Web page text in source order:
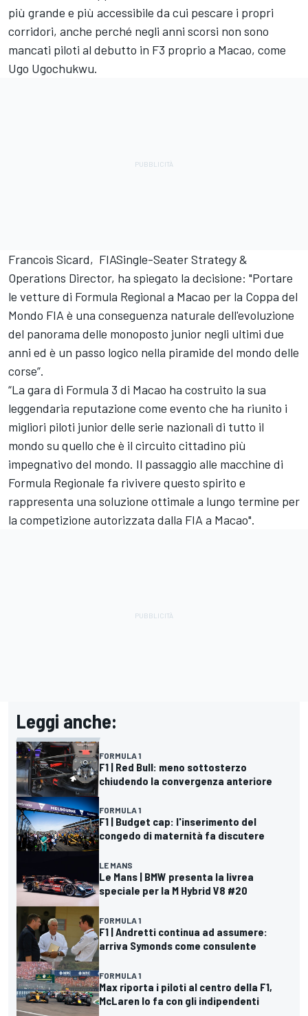
più grande e più accessibile da cui pescare i propri
corridori, anche perché negli anni scorsi non sono
mancati piloti al debutto in F3 proprio a Macao, come
Ugo Ugochukwu.
Francois Sicard, FIASingle-Seater Strategy &
Operations Director, ha spiegato la decisione: "Portare
le vetture di Formula Regional a Macao per la Coppa del
Mondo FIA è una conseguenza naturale dell'evoluzione
del panorama delle monoposto junior negli ultimi due
anni ed è un passo logico nella piramide del mondo delle
corse”.
“La gara di Formula 3 di Macao ha costruito la sua
leggendaria reputazione come evento che ha riunito i
migliori piloti junior delle serie nazionali di tutto il
mondo su quello che è il circuito cittadino più
impegnativo del mondo. Il passaggio alle macchine di
Formula Regionale fa rivivere questo spirito e
rappresenta una soluzione ottimale a lungo termine per
la competizione autorizzata dalla FIA a Macao".
Leggi anche:
FORMULA 1
F1 | Red Bull: meno sottosterzo
chiudendo la convergenza anteriore
FORMULA 1
F1 | Budget cap: l'inserimento del
congedo di maternità fa discutere
LE MANS
Le Mans | BMW presenta la livrea
speciale per la M Hybrid V8 #20
FORMULA 1
F1 | Andretti continua ad assumere:
arriva Symonds come consulente
FORMULA 1
Max riporta i piloti al centro della F1,
McLaren lo fa con gli indipendenti